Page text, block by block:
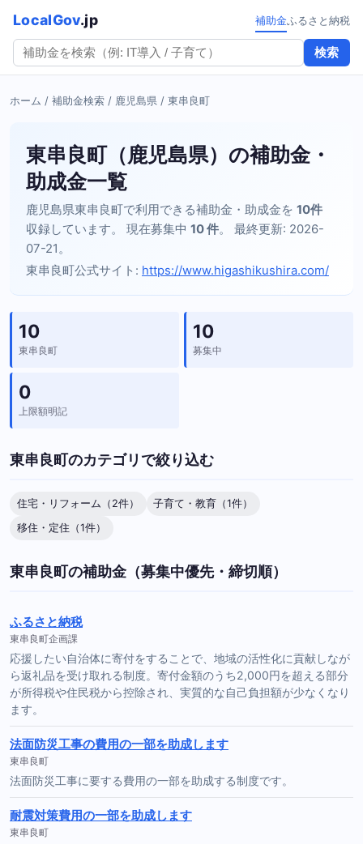
LocalGov.jp
検索
補助金ふるさと納税
ホーム / 補助金検索 / 鹿児島県 / 東串良町
東串良町（鹿児島県）の補助金・
助成金一覧
鹿児島県東串良町で利用できる補助金・助成金を 10件
収録しています。 現在募集中 10 件。 最終更新: 2026-
07-21。
東串良町公式サイト: https://www.higashikushira.com/
10
東串良町
10
募集中
0
上限額明記
東串良町のカテゴリで絞り込む
住宅・リフォーム（2件）
子育て・教育（1件）
移住・定住（1件）
東串良町の補助金（募集中優先・締切順）
ふるさと納税
東串良町企画課
応援したい自治体に寄付をすることで、地域の活性化に貢献しなが
ら返礼品を受け取れる制度。寄付金額のうち2,000円を超える部分
が所得税や住民税から控除され、実質的な自己負担額が少なくなり
ます。
法面防災工事の費用の一部を助成します
東串良町
法面防災工事に要する費用の一部を助成する制度です。
耐震対策費用の一部を助成します
東串良町